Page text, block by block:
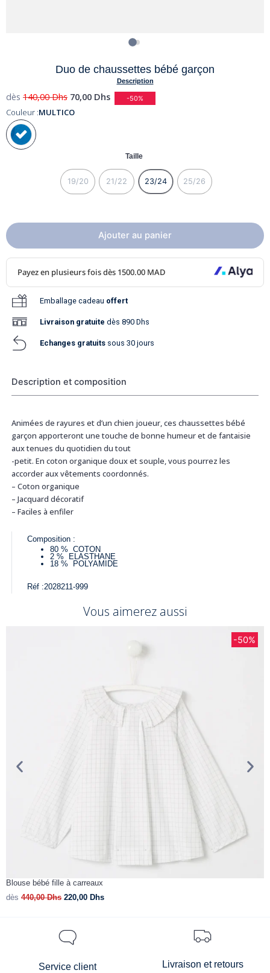
Duo de chaussettes bébé garçon
Description
dès 140,00Dhs 70,00 Dhs -50%
Couleur :MULTICO
Taille
19/20 21/22 23/24 25/26
Ajouter au panier
Emballage cadeau offert
Livraison gratuite dès 890 Dhs
Echanges gratuits sous 30 jours
Description et composition
Animées de rayures et d’un chien joueur, ces chaussettes bébé
garçon apporteront une touche de bonne humeur et de fantaisie
aux tenues du quotidien du tout
-petit. En coton organique doux et souple, vous pourrez les
accorder aux vêtements coordonnés.
– Coton organique
– Jacquard décoratif
– Faciles à enfiler
Composition :
80 %
COTON
2 %
ELASTHANE
18 %
POLYAMIDE
Réf :2028211-999
Vous aimerez aussi
-50%
Blouse bébé fille à carreaux
dès 440,00Dhs 220,00 Dhs
Service client Livraison et retours